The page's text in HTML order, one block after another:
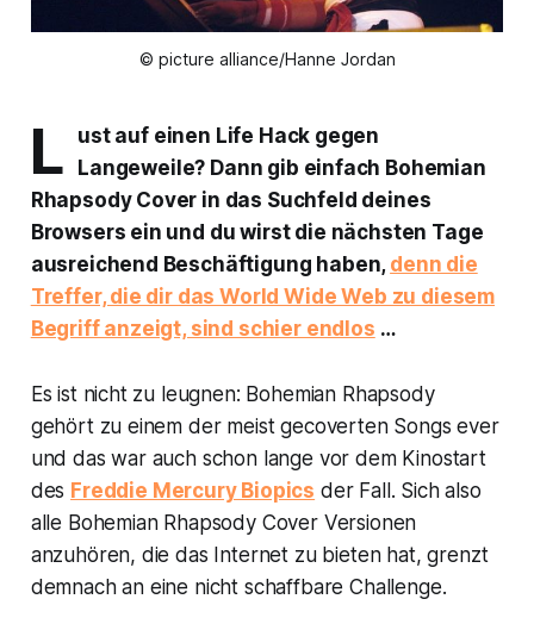
© picture alliance/Hanne Jordan
L
ust auf einen Life Hack gegen
Langeweile? Dann gib einfach Bohemian
Rhapsody Cover in das Suchfeld deines
Browsers ein und du wirst die nächsten Tage
ausreichend Beschäftigung haben, denn die
Treffer, die dir das World Wide Web zu diesem
Begriff anzeigt, sind schier endlos …
Es ist nicht zu leugnen: Bohemian Rhapsody
gehört zu einem der meist gecoverten Songs ever
und das war auch schon lange vor dem Kinostart
des Freddie Mercury Biopics der Fall. Sich also
alle Bohemian Rhapsody Cover Versionen
anzuhören, die das Internet zu bieten hat, grenzt
demnach an eine nicht schaffbare Challenge.